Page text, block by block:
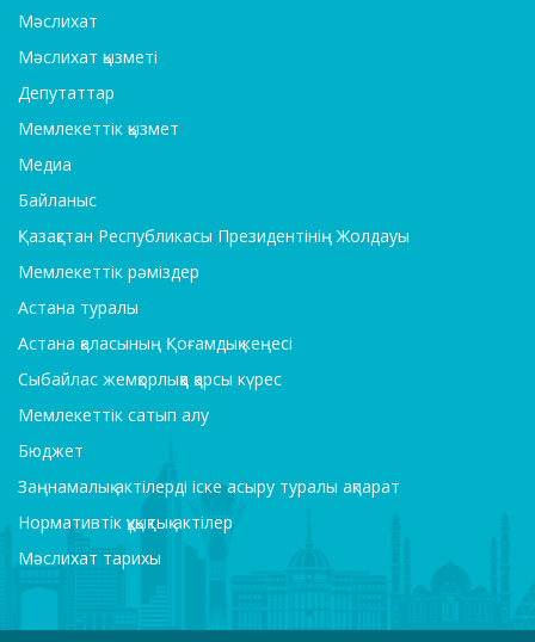
Мәслихат
Мәслихат қызметі
Депутаттар
Мемлекеттік қызмет
Медиа
Байланыс
Қазақстан Республикасы Президентінің Жолдауы
Мемлекеттік рәміздер
Астана туралы
Астана қаласының Қоғамдық кеңесі
Сыбайлас жемқорлыққа қарсы күрес
Мемлекеттік сатып алу
Бюджет
Заңнамалық актілерді іске асыру туралы ақпарат
Нормативтік құқықтық актілер
Мәслихат тарихы